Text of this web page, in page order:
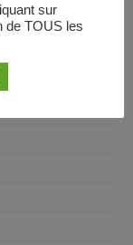
sur
de TOUS les